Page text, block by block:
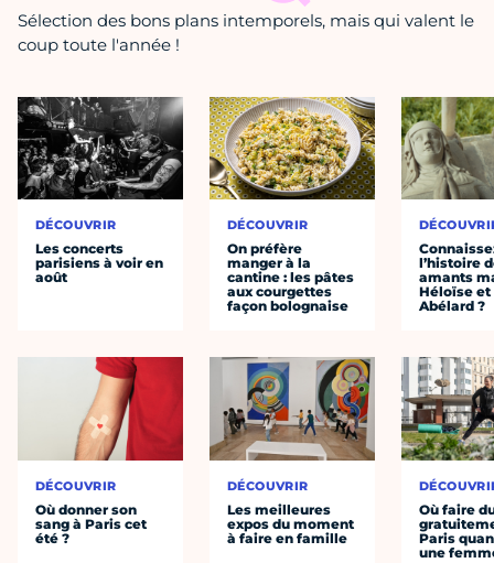
Sélection des bons plans intemporels, mais qui valent le
coup toute l'année !
DÉCOUVRIR
Les concerts
parisiens à voir en
août
DÉCOUVRIR
Où donner son
sang à Paris cet
été ?
DÉCOUVRIR
On préfère
manger à la
cantine : les pâtes
aux courgettes
façon bolognaise
DÉCOUVRIR
Les meilleures
expos du moment
à faire en famille
l’histoire
amants
Héloïse et
Abélard ?
Où faire
Paris
une